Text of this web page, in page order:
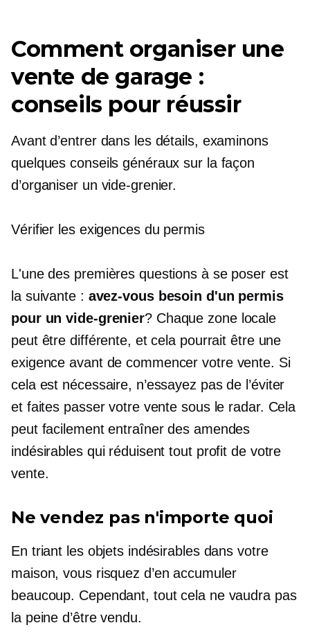
Comment organiser une
vente de garage :
conseils pour réussir
Avant d’entrer dans les détails, examinons
quelques conseils généraux sur la façon
d’organiser un vide-grenier.
Vérifier les exigences du permis
L'une des premières questions à se poser est
la suivante : avez-vous besoin d'un permis
pour un vide-grenier? Chaque zone locale
peut être différente, et cela pourrait être une
exigence avant de commencer votre vente. Si
cela est nécessaire, n’essayez pas de l’éviter
et faites passer votre vente sous le radar. Cela
peut facilement entraîner des amendes
indésirables qui réduisent tout profit de votre
vente.
Ne vendez pas n'importe quoi
En triant les objets indésirables dans votre
maison, vous risquez d’en accumuler
beaucoup. Cependant, tout cela ne vaudra pas
la peine d’être vendu.